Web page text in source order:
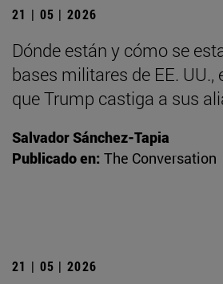
21 | 05 | 2026
Dónde están y cómo se
bases militares de EE. UU.,
que Trump castiga a sus
Salvador Sánchez-Tapia
Publicado en: The Conversation
21 | 05 | 2026